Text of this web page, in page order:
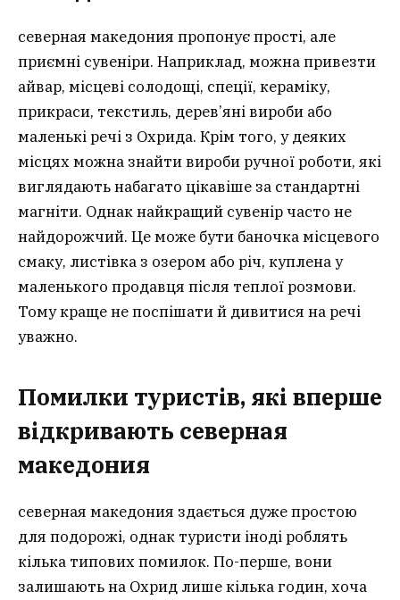
северная македония пропонує прості, але
приємні сувеніри. Наприклад, можна привезти
айвар, місцеві солодощі, спеції, кераміку,
прикраси, текстиль, дерев’яні вироби або
маленькі речі з Охрида. Крім того, у деяких
місцях можна знайти вироби ручної роботи, які
виглядають набагато цікавіше за стандартні
магніти. Однак найкращий сувенір часто не
найдорожчий. Це може бути баночка місцевого
смаку, листівка з озером або річ, куплена у
маленького продавця після теплої розмови.
Тому краще не поспішати й дивитися на речі
уважно.
Помилки туристів, які вперше
відкривають северная
македония
северная македония здається дуже простою
для подорожі, однак туристи іноді роблять
кілька типових помилок. По-перше, вони
залишають на Охрид лише кілька годин, хоча